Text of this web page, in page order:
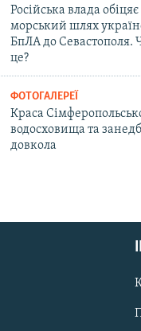
Російська влада
морський шлях
БпЛА до Севастополя.
це?
ФОТОГАЛЕРЕЇ
Краса
водосховища та
довкола